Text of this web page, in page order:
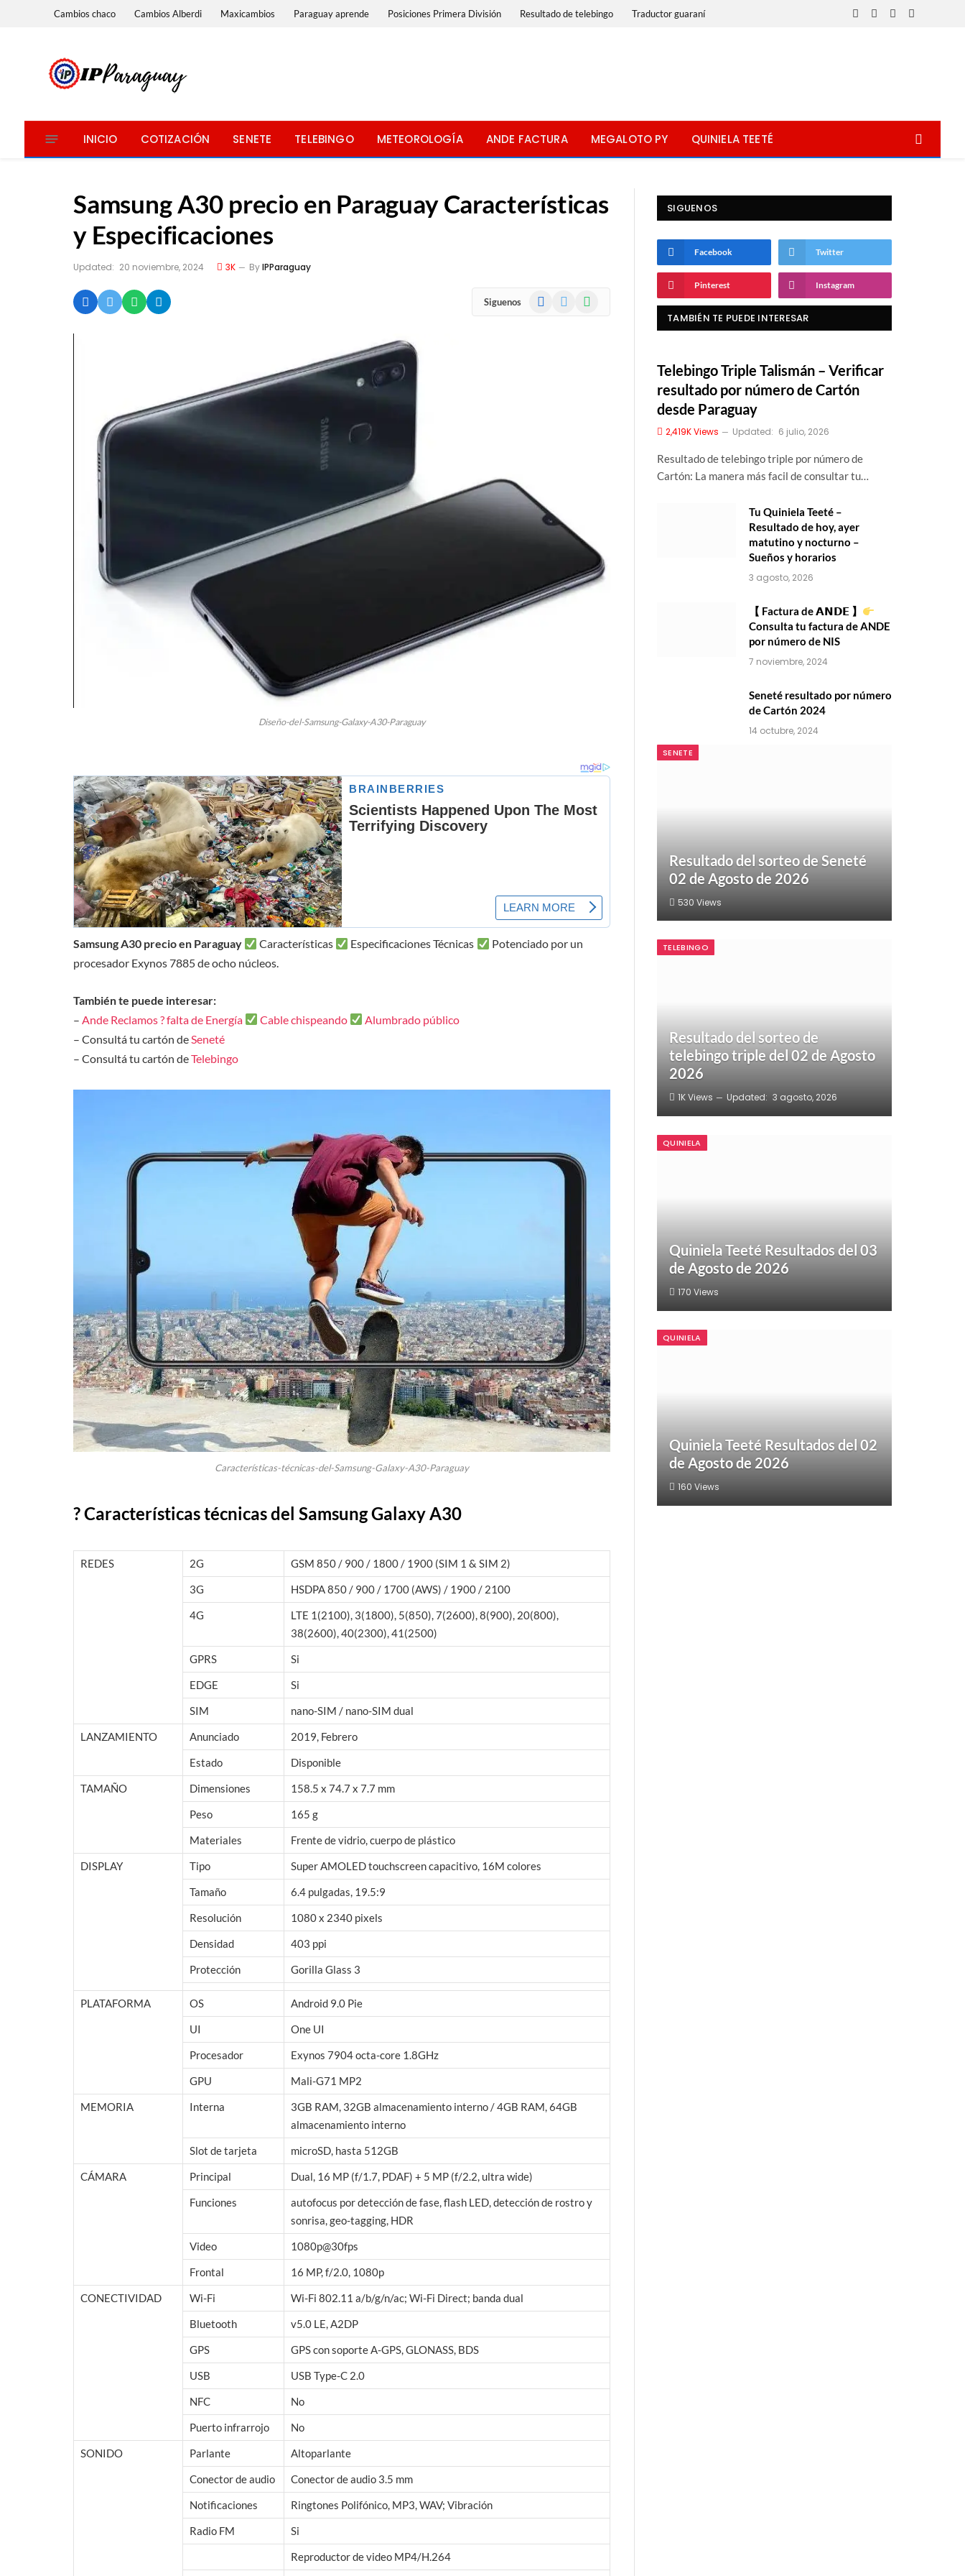
Cambios chaco Cambios Alberdi Maxicambios Paraguay aprende Posiciones Primera División Resultado de telebingo Traductor guaraní
Facebook
X
InstagramWhatsApp
INICIO COTIZACIÓN SENETE TELEBINGO METEOROLOGÍA ANDE FACTURA MEGALOTO PY QUINIELA TEETÉ
Samsung A30 precio en Paraguay Características
y Especificaciones
Updated: 20 noviembre, 2024 3K ByIPParaguay
Siguenos Facebook WhatsApp
Diseño-del-Samsung-Galaxy-A30-Paraguay
Samsung A30 precio en Paraguay Características Especificaciones Técnicas
Potenciado por un
procesador Exynos 7885 de ocho núcleos.
También te puede interesar:
– Ande Reclamos ? falta de Energía Cable chispeando
Alumbrado público
– Consultá tu cartón de Seneté
– Consultá tu cartón deTelebingo
Características-técnicas-del-Samsung-Galaxy-A30-Paraguay
? Características técnicas del Samsung Galaxy A30
REDES 2G
GSM 850 / 900 / 1800 / 1900 (SIM 1 & SIM 2)
3G
HSDPA 850 / 900 / 1700 (AWS) / 1900 / 2100
4G
LTE 1(2100), 3(1800), 5(850), 7(2600), 8(900), 20(800),
38(2600), 40(2300), 41(2500)
GPRS
Si
EDGE
Si
SIM
nano-SIM / nano-SIM dual
LANZAMIENTO
Anunciado
2019, Febrero
Estado
Disponible
TAMAÑO
Dimensiones
158.5 x 74.7 x 7.7 mm
Peso
165 g
Materiales
Frente de vidrio, cuerpo de plástico
DISPLAY
Tipo
Super AMOLED touchscreen capacitivo, 16M colores
Tamaño
6.4 pulgadas, 19.5:9
Resolución
1080 x 2340 pixels
Densidad
403 ppi
Protección
Gorilla Glass 3
PLATAFORMA OS
Android 9.0 Pie
UI
One UI
Procesador
Exynos 7904 octa-core 1.8GHz
GPU
Mali-G71 MP2
MEMORIA
Interna
3GB RAM, 32GB almacenamiento interno / 4GB RAM, 64GB
almacenamiento interno
Slot de tarjeta
microSD, hasta 512GB
CÁMARA
Principal
Dual, 16 MP (f/1.7, PDAF) + 5 MP (f/2.2, ultra wide)
Funciones
autofocus por detección de fase, flash LED, detección de rostro y
sonrisa, geo-tagging, HDR
Video
1080p@30fps
Frontal
16 MP, f/2.0, 1080p
CONECTIVIDAD
Wi-Fi
Wi-Fi 802.11 a/b/g/n/ac; Wi-Fi Direct; banda dual
Bluetooth
v5.0 LE, A2DP
GPS
GPS con soporte A-GPS, GLONASS, BDS
USB
USB Type-C 2.0
NFC
No
Puerto infrarrojo
No
SONIDO
Parlante
Altoparlante
Conector de audio
Conector de audio 3.5 mm
Notificaciones
Ringtones Polifónico, MP3, WAV; Vibración
Radio FM
Si
Reproductor de video MP4/H.264
SIGUENOS
Facebook Twitter
Pinterest Instagram
TAMBIÉN TE PUEDE INTERESAR
Telebingo Triple Talismán – Verificar
resultado por número de Cartón
desde Paraguay
2,419KViews Updated: 6 julio, 2026
Resultado de telebingo triple por número de
Cartón: La manera más facil de consultar tu…
Tu Quiniela Teeté –
Resultado de hoy, ayer
matutino y nocturno –
Sueños y horarios
3 agosto, 2026
【 Factura de 𝗔𝗡𝗗𝗘 】
Consulta tu factura de ANDE
por número de NIS
7 noviembre, 2024
Seneté resultado por número
de Cartón 2024
14 octubre, 2024
SENETE
Resultado del sorteo de Seneté
02 de Agosto de 2026
530 Views
TELEBINGO
Resultado del sorteo de
telebingo triple del 02 de Agosto
2026
1KViews Updated: 3 agosto, 2026
QUINIELA
Quiniela Teeté Resultados del 03
de Agosto de 2026
170 Views
QUINIELA
Quiniela Teeté Resultados del 02
de Agosto de 2026
160 Views